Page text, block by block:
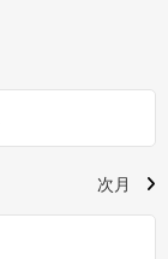
次月